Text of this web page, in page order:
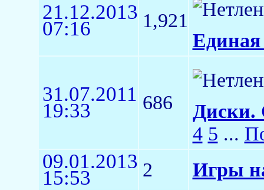
21.12.2013
07:16
1,921
Единая
31.07.2011
19:33 686
Диски.
4 5 ...
09.01.2013
15:53 2 Игры